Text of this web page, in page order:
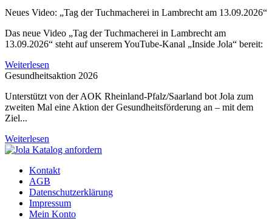
Neues Video: „Tag der Tuchmacherei in Lambrecht am 13.09.2026“
Das neue Video „Tag der Tuchmacherei in Lambrecht am
13.09.2026“ steht auf unserem YouTube-Kanal „Inside Jola“ bereit:
Weiterlesen
Gesundheitsaktion 2026
Unterstützt von der AOK Rheinland-Pfalz/Saarland bot Jola zum
zweiten Mal eine Aktion der Gesundheitsförderung an – mit dem
Ziel...
Weiterlesen
Kontakt
AGB
Datenschutzerklärung
Impressum
Mein Konto